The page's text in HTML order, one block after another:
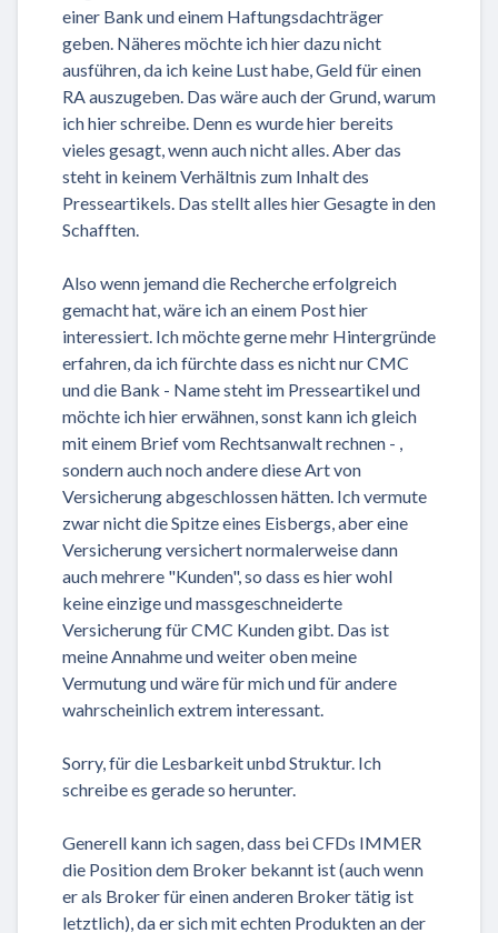
einer Bank und einem Haftungsdachträger
geben. Näheres möchte ich hier dazu nicht
ausführen, da ich keine Lust habe, Geld für einen
RA auszugeben. Das wäre auch der Grund, warum
ich hier schreibe. Denn es wurde hier bereits
vieles gesagt, wenn auch nicht alles. Aber das
steht in keinem Verhältnis zum Inhalt des
Presseartikels. Das stellt alles hier Gesagte in den
Schafften.
Also wenn jemand die Recherche erfolgreich
gemacht hat, wäre ich an einem Post hier
interessiert. Ich möchte gerne mehr Hintergründe
erfahren, da ich fürchte dass es nicht nur CMC
und die Bank - Name steht im Presseartikel und
möchte ich hier erwähnen, sonst kann ich gleich
mit einem Brief vom Rechtsanwalt rechnen - ,
sondern auch noch andere diese Art von
Versicherung abgeschlossen hätten. Ich vermute
zwar nicht die Spitze eines Eisbergs, aber eine
Versicherung versichert normalerweise dann
auch mehrere "Kunden", so dass es hier wohl
keine einzige und massgeschneiderte
Versicherung für CMC Kunden gibt. Das ist
meine Annahme und weiter oben meine
Vermutung und wäre für mich und für andere
wahrscheinlich extrem interessant.
Sorry, für die Lesbarkeit unbd Struktur. Ich
schreibe es gerade so herunter.
Generell kann ich sagen, dass bei CFDs IMMER
die Position dem Broker bekannt ist (auch wenn
er als Broker für einen anderen Broker tätig ist
letztlich), da er sich mit echten Produkten an der